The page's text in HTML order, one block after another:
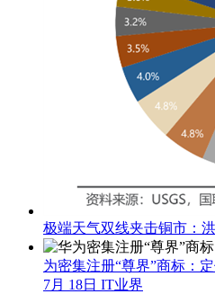
极端天气双线夹击铜市：
为密集注册“尊界”商标：
7月 18日 IT业界